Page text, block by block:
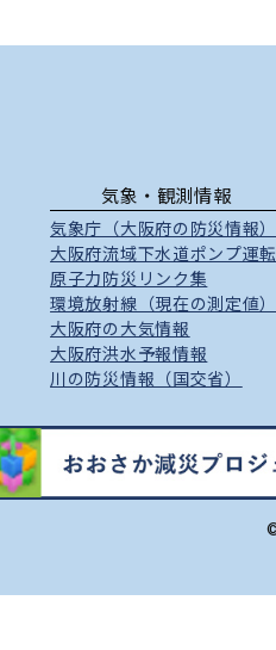
気象・観測情報
気象庁（大阪府の防災情報）
大阪府流域下水道ポンプ運
原子力防災リンク集
環境放射線（現在の測定値）
大阪府の大気情報
大阪府洪水予報情報
川の防災情報（国交省）